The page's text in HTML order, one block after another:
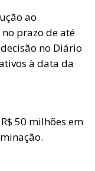
ao
prazo de até
no Diário
à data da
50 milhões em